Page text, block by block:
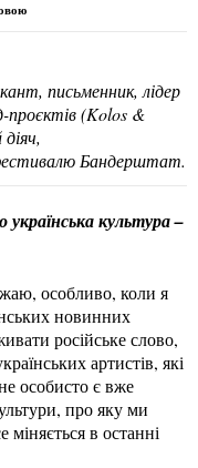
письменник, лідер
проєктів (Kolos &
Бандерштат.
культура –
особливо, коли я
новинних
російське слово,
артистів, які
особисто є вже
про яку ми
міняється в останні